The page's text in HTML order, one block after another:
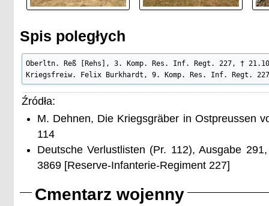
Spis poległych
Oberltn. Reß [Rehs], 3. Komp. Res. Inf. Regt. 227, †
Kriegsfreiw. Felix Burkhardt, 9. Komp. Res. Inf. Regt.
Źródła:
M. Dehnen, Die Kriegsgräber in Ostpreussen
114
Deutsche Verlustlisten (Pr. 112), Ausgabe
3869 [Reserve-Infanterie-Regiment 227]
Cmentarz wojenny